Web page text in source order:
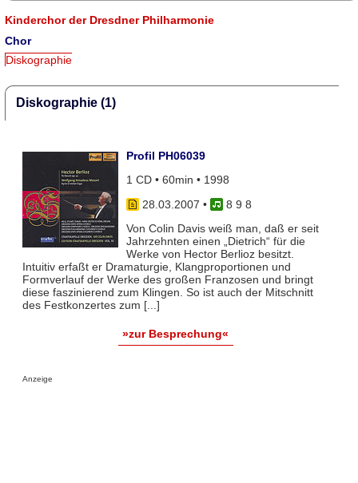
Kinderchor der Dresdner Philharmonie
Chor
Diskographie
Diskographie (1)
Profil PH06039
1 CD • 60min • 1998
28.03.2007 •
8 9 8
Von Colin Davis weiß man, daß er seit
Jahrzehnten einen „Dietrich“ für die
Werke von Hector Berlioz besitzt.
Intuitiv erfaßt er Dramaturgie, Klangproportionen und
Formverlauf der Werke des großen Franzosen und bringt
diese faszinierend zum Klingen. So ist auch der Mitschnitt
des Festkonzertes zum [...]
»zur Besprechung«
Anzeige